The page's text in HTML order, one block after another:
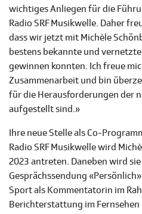
wichtiges Anliegen für die
Radio SRF Musikwelle. Daher
dass wir jetzt mit Michèle
bestens bekannte und
gewinnen konnten. Ich freue
Zusammenarbeit und bin
für die Herausforderungen der
aufgestellt sind.»
Ihre neue Stelle als Co-
Radio SRF Musikwelle wird
2023 antreten. Daneben wird
Gesprächssendung
Sport als Kommentatorin im
Berichterstattung im Fernsehen